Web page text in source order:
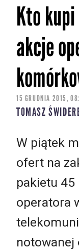
Kto
akcje
15 GRUDNIA 2015,
TOMASZ
W piątek
ofert na
pakietu
operatora
notowanej